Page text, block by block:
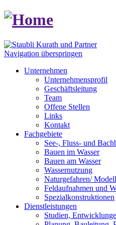
Navigation überspringen
Unternehmen
Unternehmensprofil
Geschäftsleitung
Team
Offene Stellen
Links
Kontakt
Fachgebiete
See-, Fluss- und
Bauen im Wasser
Bauen am Wasser
Wassernutzung
Naturgefahren/
Feldaufnahmen und
Spezialkonstruktionen
Dienstleistungen
Studien,